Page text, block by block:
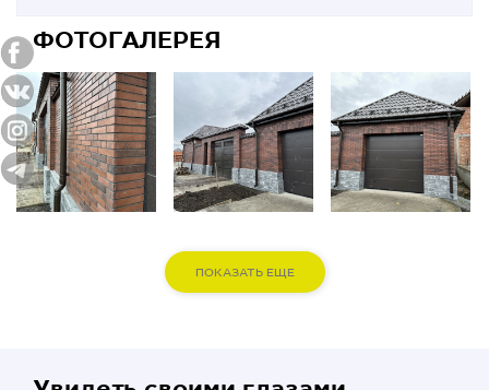
ФОТОГАЛЕРЕЯ
ПОКАЗАТЬ ЕЩЕ